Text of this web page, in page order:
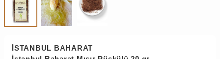
İSTANBUL BAHARAT